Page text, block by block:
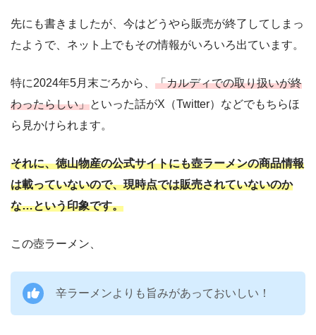
先にも書きましたが、今はどうやら販売が終了してしまっ
たようで、ネット上でもその情報がいろいろ出ています。
特に2024年5月末ごろから、 「カルディでの取り扱いが終
わったらしい」といった話がX（Twitter）などでもちらほ
ら見かけられます。
それに、徳山物産の公式サイトにも壺ラーメンの商品情報
は載っていないので、現時点では販売されていないのか
な…という印象です。
この壺ラーメン、
辛ラーメンよりも旨みがあっておいしい！